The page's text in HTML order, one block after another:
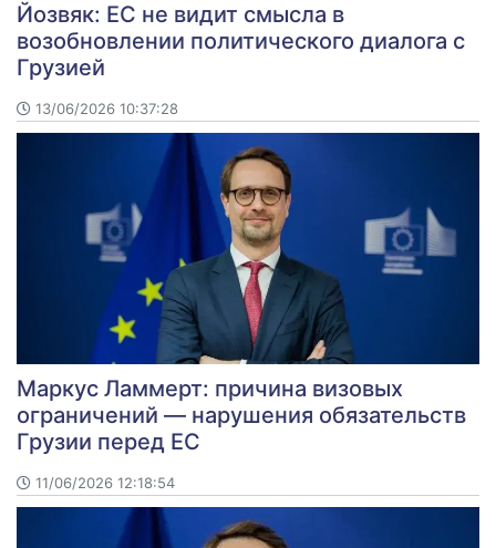
Йозвяк: ЕС не видит смысла в
возобновлении политического диалога с
Грузией
13/06/2026 10:37:28
Маркус Ламмерт: причина визовых
ограничений — нарушения обязательств
Грузии перед ЕС
11/06/2026 12:18:54